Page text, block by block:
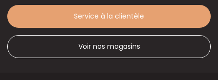
Service à la clientèle
Voir nos magasins